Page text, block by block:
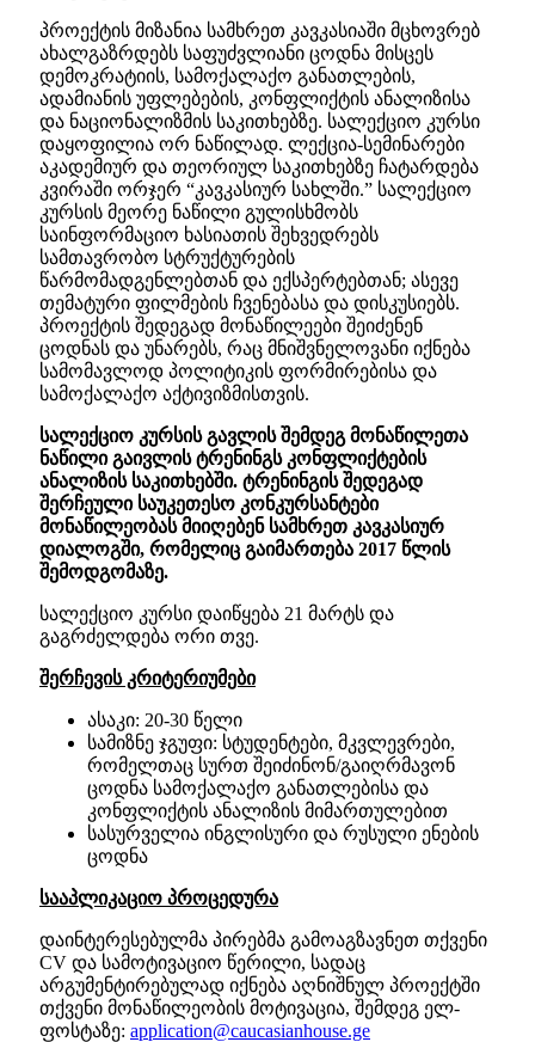
პროექტის მიზანია სამხრეთ კავკასიაში მცხოვრებ
ახალგაზრდებს საფუძვლიანი ცოდნა მისცეს
დემოკრატიის, სამოქალაქო განათლების,
ადამიანის უფლებების, კონფლიქტის ანალიზისა
და ნაციონალიზმის საკითხებზე. სალექციო კურსი
დაყოფილია ორ ნაწილად. ლექცია-სემინარები
აკადემიურ და თეორიულ საკითხებზე ჩატარდება
კვირაში ორჯერ “კავკასიურ სახლში.” სალექციო
კურსის მეორე ნაწილი გულისხმობს
საინფორმაციო ხასიათის შეხვედრებს
სამთავრობო სტრუქტურების
წარმომადგენლებთან და ექსპერტებთან; ასევე
თემატური ფილმების ჩვენებასა და დისკუსიებს.
პროექტის შედეგად მონაწილეები შეიძენენ
ცოდნას და უნარებს, რაც მნიშვნელოვანი იქნება
სამომავლოდ პოლიტიკის ფორმირებისა და
სამოქალაქო აქტივიზმისთვის.
სალექციო კურსის გავლის შემდეგ მონაწილეთა
ნაწილი გაივლის ტრენინგს კონფლიქტების
ანალიზის საკითხებში. ტრენინგის შედეგად
შერჩეული საუკეთესო კონკურსანტები
მონაწილეობას მიიღებენ სამხრეთ კავკასიურ
დიალოგში, რომელიც გაიმართება 2017 წლის
შემოდგომაზე.
სალექციო კურსი დაიწყება 21 მარტს და
გაგრძელდება ორი თვე.
შერჩევის კრიტერიუმები
ასაკი: 20-30 წელი
სამიზნე ჯგუფი: სტუდენტები, მკვლევრები,
რომელთაც სურთ შეიძინონ/გაიღრმავონ
ცოდნა სამოქალაქო განათლებისა და
კონფლიქტის ანალიზის მიმართულებით
სასურველია ინგლისური და რუსული ენების
ცოდნა
სააპლიკაციო პროცედურა
დაინტერესებულმა პირებმა გამოაგზავნეთ თქვენი
CV და სამოტივაციო წერილი, სადაც
არგუმენტირებულად იქნება აღნიშნულ პროექტში
თქვენი მონაწილეობის მოტივაცია, შემდეგ ელ-
ფოსტაზე: application@caucasianhouse.ge